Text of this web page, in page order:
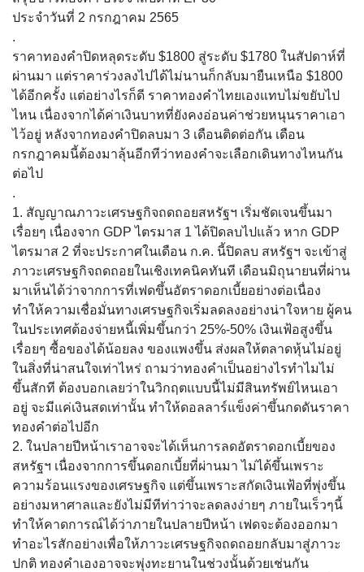
ประจำวันที่ 2 กรกฎาคม 2565
.
ราคาทองคำปิดหลุดระดับ $1800 สู่ระดับ $1780 ในสัปดาห์ที่
ผ่านมา แต่ราคาร่วงลงไปได้ไม่นานก็กลับมายืนเหนือ $1800
ได้อีกครั้ง แต่อย่างไรก็ดี ราคาทองคำไทยเองแทบไม่ขยับไป
ไหน เนื่องจากได้ค่าเงินบาทที่ยังคงอ่อนค่าช่วยหนุนราคาเอา
ไว้อยู่ หลังจากทองคำปิดลบมา 3 เดือนติดต่อกัน เดือน
กรกฎาคมนี้ต้องมาลุ้นอีกทีว่าทองคำจะเลือกเดินทางไหนกัน
ต่อไป
.
1. สัญญาณภาวะเศรษฐกิจถดถอยสหรัฐฯ เริ่มชัดเจนขึ้นมา
เรื่อยๆ เนื่องจาก GDP ไตรมาส 1 ได้ปิดลบไปแล้ว หาก GDP
ไตรมาส 2 ที่จะประกาศในเดือน ก.ค. นี้ปิดลบ สหรัฐฯ จะเข้าสู่
ภาวะเศรษฐกิจถดถอยในเชิงเทคนิคทันที เดือนมิถุนายนที่ผ่าน
มาเห็นได้ว่าจากการที่เฟดขึ้นอัตราดอกเบี้ยอย่างต่อเนื่อง
ทำให้ความเชื่อมั่นทางเศรษฐกิจเริ่มลดลงอย่างน่าใจหาย ผู้คน
ในประเทศต้องจ่ายหนี้เพิ่มขึ้นกว่า 25%-50% เงินเฟ้อสูงขึ้น
เรื่อยๆ ซื้อของได้น้อยลง ของแพงขึ้น ส่งผลให้ตลาดหุ้นไม่อยู่
ในสิ่งที่น่าสนใจเท่าไหร่ ถามว่าทองคำเป็นอย่างไรทำไมไม่
ขึ้นสักที ต้องบอกเลยว่าในวิกฤตแบบนี้ไม่มีสินทรัพย์ไหนเอา
อยู่ จะมีแค่เงินสดเท่านั้น ทำให้ดอลลาร์แข็งค่าขึ้นกดดันราคา
ทองคำต่อไปอีก
2. ในปลายปีหน้าเราอาจจะได้เห็นการลดอัตราดอกเบี้ยของ
สหรัฐฯ เนื่องจากการขึ้นดอกเบี้ยที่ผ่านมา ไม่ได้ขึ้นเพราะ
ความร้อนแรงของเศรษฐกิจ แต่ขึ้นเพราะสกัดเงินเฟ้อที่พุ่งขึ้น
อย่างมหาศาลและยังไม่มีทีท่าว่าจะลดลงง่ายๆ ภายในเร็วๆนี้
ทำให้คาดการณ์ได้ว่าภายในปลายปีหน้า เฟดจะต้องออกมา
ทำอะไรสักอย่างเพื่อให้ภาวะเศรษฐกิจถดถอยกลับมาสู่ภาวะ
ปกติ ทองคำเองอาจจะพุ่งทะยานในช่วงนั้นด้วยเช่นกัน